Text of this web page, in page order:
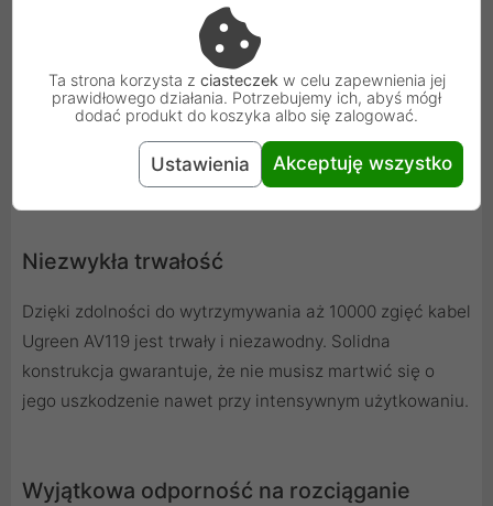
Emaliowany rdzeń miedziany w kablu Ugreen AV119 to
sekret niesamowitej jakości dźwięku. Możesz liczyć na
krystalicznie czyste brzmienie w każdych warunkach.
Ten kabel to idealny wybór dla tych, którzy cenią sobie
najwyższą jakość audio.
Niezwykła trwałość
Dzięki zdolności do wytrzymywania aż 10000 zgięć kabel
Ugreen AV119 jest trwały i niezawodny. Solidna
konstrukcja gwarantuje, że nie musisz martwić się o
jego uszkodzenie nawet przy intensywnym użytkowaniu.
Wyjątkowa odporność na rozciąganie
Ta strona korzysta z ciasteczek w celu zapewnienia jej
prawidłowego działania. Potrzebujemy ich, abyś mógł
dodać produkt do koszyka albo się zalogować.
Ustawienia Akceptuję wszystko